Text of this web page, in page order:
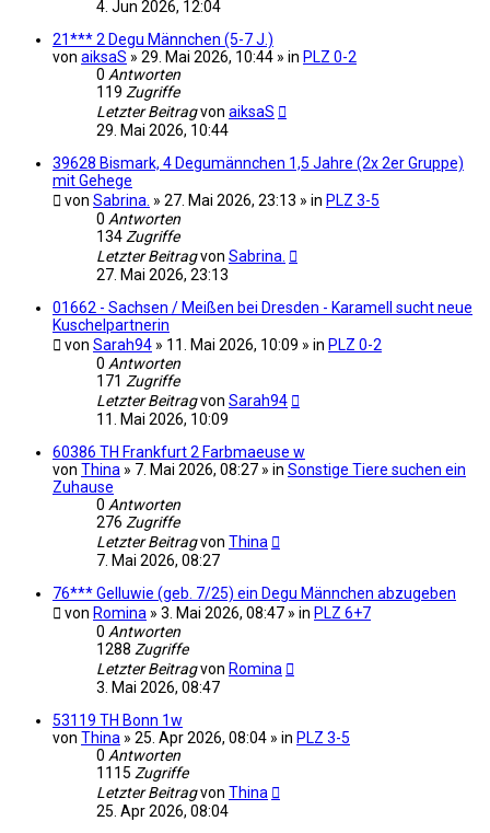
4. Jun 2026, 12:04
21*** 2 Degu Männchen (5-7 J.)
von aiksaS » 29. Mai 2026, 10:44 » in PLZ 0-2
0 Antworten
119 Zugriffe
Letzter Beitragvon aiksaS
29. Mai 2026, 10:44
39628 Bismark, 4 Degumännchen 1,5 Jahre (2x 2er Gruppe)
mit Gehege
von Sabrina. » 27. Mai 2026, 23:13 » in PLZ 3-5
0 Antworten
134 Zugriffe
Letzter Beitragvon Sabrina.
27. Mai 2026, 23:13
01662 - Sachsen / Meißen bei Dresden - Karamell sucht neue
Kuschelpartnerin
von Sarah94 » 11. Mai 2026, 10:09 » in PLZ 0-2
0 Antworten
171 Zugriffe
Letzter Beitragvon Sarah94
11. Mai 2026, 10:09
60386 TH Frankfurt 2 Farbmaeuse w
von Thina » 7. Mai 2026, 08:27 » in Sonstige Tiere suchen ein
Zuhause
0 Antworten
276 Zugriffe
Letzter Beitragvon Thina
7. Mai 2026, 08:27
76*** Gelluwie (geb. 7/25) ein Degu Männchen abzugeben
von Romina » 3. Mai 2026, 08:47 » in PLZ 6+7
0 Antworten
1288 Zugriffe
Letzter Beitragvon Romina
3. Mai 2026, 08:47
53119 TH Bonn 1w
von Thina » 25. Apr 2026, 08:04 » in PLZ 3-5
0 Antworten
1115 Zugriffe
Letzter Beitragvon Thina
25. Apr 2026, 08:04